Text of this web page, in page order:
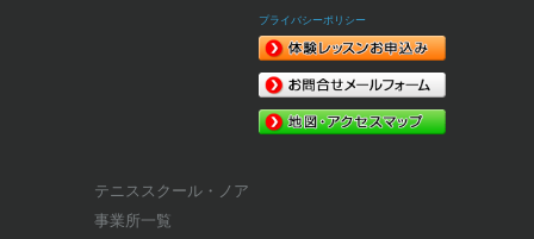
プライバシーポリシー
テニススクール・ノア
事業所一覧